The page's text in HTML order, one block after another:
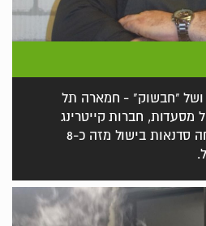
ושל "חבשוק" - חמארה תל
חברות קייטרינג
ובתי מלון מובילים. מנחה סדנאות בישול מזה כ-8